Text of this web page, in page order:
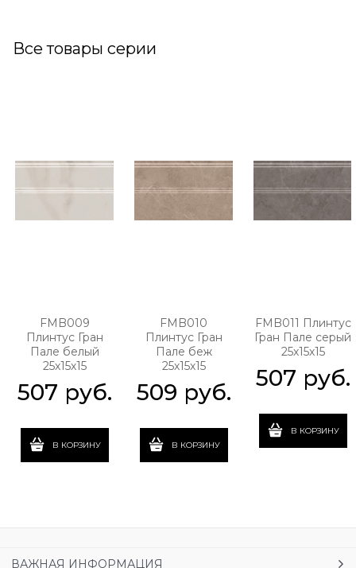
Все товары серии
FMB009
Плинтус Гран
Пале белый
25х15х15
507 руб.
В КОРЗИНУ
FMB010
Плинтус Гран
Пале беж
25х15х15
509 руб.
В КОРЗИНУ
FMB011 Плинтус
Гран Пале серый
25х15х15
507 руб.
В КОРЗИНУ
ВАЖНАЯ ИНФОРМАЦИЯ